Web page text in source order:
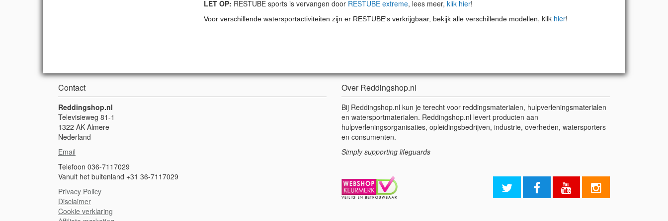
LET OP: RESTUBE sports is vervangen door RESTUBE extreme, lees meer, klik hier!
Voor verschillende watersportactiviteiten zijn er RESTUBE's verkrijgbaar, bekijk alle verschillende modellen, klik hier!
Contact
Reddingshop.nl
Televisieweg 81-1
1322 AK Almere
Nederland
Email
Telefoon 036-7117029
Vanuit het buitenland +31 36-7117029
Privacy Policy
Disclaimer
Cookie verklaring
Over Reddingshop.nl
Bij Reddingshop.nl kun je terecht voor reddingsmaterialen, hulpverleningsmaterialen
en watersportmaterialen. Reddingshop.nl levert producten aan
hulpverleningsorganisaties, opleidingsbedrijven, industrie, overheden, watersporters
en consumenten.
Simply supporting lifeguards